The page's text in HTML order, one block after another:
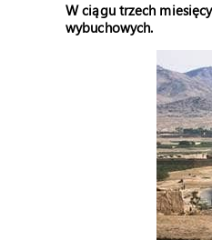
W ciągu trzech
wybuchowych.